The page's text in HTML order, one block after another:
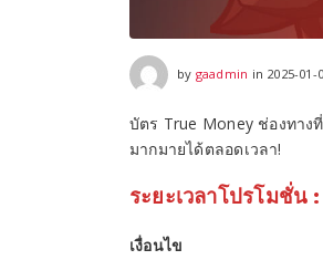
by gaadmin in 2025-01-
บัตร True Money ช่องทาง
มากมายได้ตลอดเวลา!
ระยะเวลาโปรโมชั่น
เงื่อนไข